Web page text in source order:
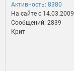
Активность: 8380
На сайте c 14.03.2009
Сообщений: 2839
Крит